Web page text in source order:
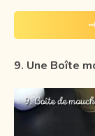
9. Une Boîte